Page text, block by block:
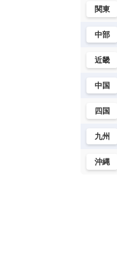
関東
中部
近畿
中国
四国
九州
沖縄